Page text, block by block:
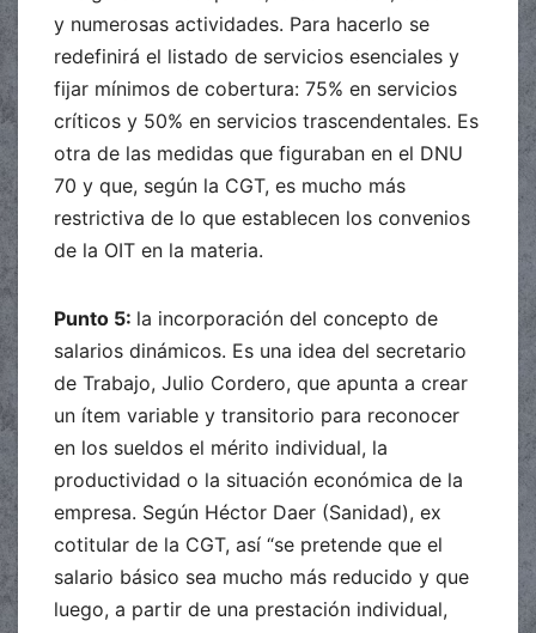
y numerosas actividades. Para hacerlo se
redefinirá el listado de servicios esenciales y
fijar mínimos de cobertura: 75% en servicios
críticos y 50% en servicios trascendentales. Es
otra de las medidas que figuraban en el DNU
70 y que, según la CGT, es mucho más
restrictiva de lo que establecen los convenios
de la OIT en la materia.
Punto 5: la incorporación del concepto de
salarios dinámicos. Es una idea del secretario
de Trabajo, Julio Cordero, que apunta a crear
un ítem variable y transitorio para reconocer
en los sueldos el mérito individual, la
productividad o la situación económica de la
empresa. Según Héctor Daer (Sanidad), ex
cotitular de la CGT, así “se pretende que el
salario básico sea mucho más reducido y que
luego, a partir de una prestación individual,